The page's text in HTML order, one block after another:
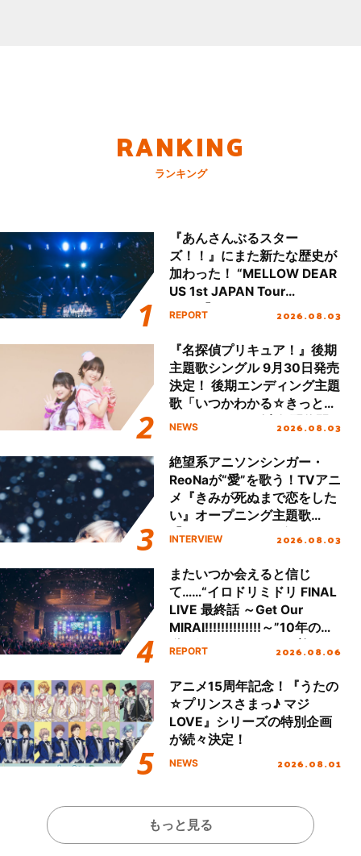
RANKING
ランキング
『あんさんぶるスター
ズ！！』にまた新たな歴史が
加わった！ “MELLOW DEAR
US 1st JAPAN Tour
Final「NICE to meet YOU
ート!!
REPORT 2026.08.03
『名探偵プリキュア！』後期
主題歌シングル 9月30日発売
決定！ 後期エンディング主題
歌「いつかわかる☆きっとあ
える」TVサイズ先行配信開
NEWS 2026.08.03
絶望系アニソンシンガー・
ReoNaが“愛”を歌う！TVアニ
メ『きみが死ぬまで恋をした
い』オープニング主題歌
「Amore」インタビュー
INTERVIEW 2026.08.03
またいつか会えると信じ
て……“イロドリミドリ FINAL
LIVE 最終話 ～Get Our
MIRAI!!!!!!!!!!!!!!～”10年の活
動を経てファイナルを迎える
REPORT 2026.08.06
アニメ15周年記念！『うたの
☆プリンスさまっ♪ マジ
LOVE』シリーズの特別企画
が続々決定！
NEWS 2026.08.01
もっと見る